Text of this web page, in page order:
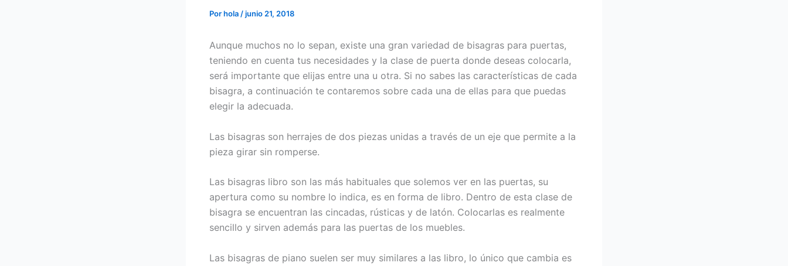
Porhola /junio 21, 2018
Aunque muchos no lo sepan, existe una gran variedad de bisagras para puertas,
teniendo en cuenta tus necesidades y la clase de puerta donde deseas colocarla,
será importante que elijas entre una u otra. Si no sabes las características de cada
bisagra, a continuación te contaremos sobre cada una de ellas para que puedas
elegir la adecuada.
Las bisagras son herrajes de dos piezas unidas a través de un eje que permite a la
pieza girar sin romperse.
Las bisagras libro son las más habituales que solemos ver en las puertas, su
apertura como su nombre lo indica, es en forma de libro. Dentro de esta clase de
bisagra se encuentran las cincadas, rústicas y de latón. Colocarlas es realmente
sencillo y sirven además para las puertas de los muebles.
Las bisagras de piano suelen ser muy similares a las libro, lo único que cambia es